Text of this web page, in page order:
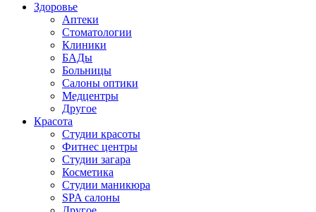
Здоровье
Аптеки
Стоматологии
Клиники
БАДы
Больницы
Салоны оптики
Медцентры
Другое
Красота
Студии красоты
Фитнес центры
Студии загара
Косметика
Студии маникюра
SPA салоны